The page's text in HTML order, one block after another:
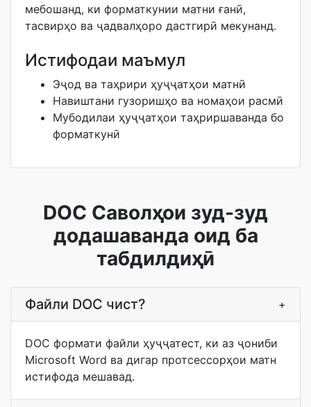
мебошанд, ки форматкунии матни ғанӣ,
тасвирҳо ва ҷадвалҳоро дастгирӣ мекунанд.
Истифодаи маъмул
Эҷод ва таҳрири ҳуҷҷатҳои матнӣ
Навиштани гузоришҳо ва номаҳои расмӣ
Мубодилаи ҳуҷҷатҳои таҳриршаванда бо
форматкунӣ
DOC Саволҳои зуд-зуд
додашаванда оид ба
табдилдиҳӣ
Файли DOC чист? +
DOC формати файли ҳуҷҷатест, ки аз ҷониби
Microsoft Word ва дигар протсессорҳои матн
истифода мешавад.